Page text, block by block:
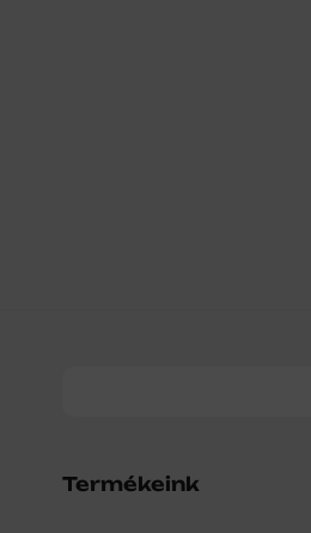
Termékeink